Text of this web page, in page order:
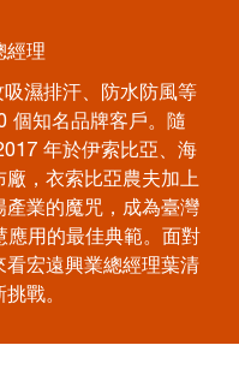
經理
濕排汗、防水防風等
個知名品牌客戶。隨
年於伊索比亞、海
，衣索比亞農夫加上
業的魔咒，成為臺灣
用的最佳典範。面對
宏遠興業總經理葉清
戰。